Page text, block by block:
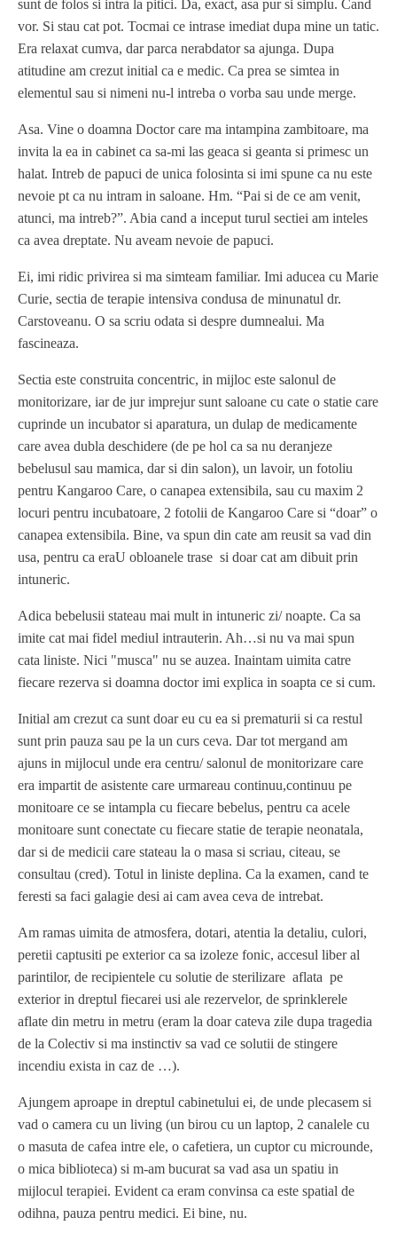
sunt de folos si intra la pitici. Da, exact, asa pur si simplu. Cand
vor. Si stau cat pot. Tocmai ce intrase imediat dupa mine un tatic.
Era relaxat cumva, dar parca nerabdator sa ajunga. Dupa
atitudine am crezut initial ca e medic. Ca prea se simtea in
elementul sau si nimeni nu-l intreba o vorba sau unde merge.
Asa. Vine o doamna Doctor care ma intampina zambitoare, ma
invita la ea in cabinet ca sa-mi las geaca si geanta si primesc un
halat. Intreb de papuci de unica folosinta si imi spune ca nu este
nevoie pt ca nu intram in saloane. Hm. “Pai si de ce am venit,
atunci, ma intreb?”. Abia cand a inceput turul sectiei am inteles
ca avea dreptate. Nu aveam nevoie de papuci.
Ei, imi ridic privirea si ma simteam familiar. Imi aducea cu Marie
Curie, sectia de terapie intensiva condusa de minunatul dr.
Carstoveanu. O sa scriu odata si despre dumnealui. Ma
fascineaza.
Sectia este construita concentric, in mijloc este salonul de
monitorizare, iar de jur imprejur sunt saloane cu cate o statie care
cuprinde un incubator si aparatura, un dulap de medicamente
care avea dubla deschidere (de pe hol ca sa nu deranjeze
bebelusul sau mamica, dar si din salon), un lavoir, un fotoliu
pentru Kangaroo Care, o canapea extensibila, sau cu maxim 2
locuri pentru incubatoare, 2 fotolii de Kangaroo Care si “doar” o
canapea extensibila. Bine, va spun din cate am reusit sa vad din
usa, pentru ca eraU obloanele trase si doar cat am dibuit prin
intuneric.
Adica bebelusii stateau mai mult in intuneric zi/ noapte. Ca sa
imite cat mai fidel mediul intrauterin. Ah…si nu va mai spun
cata liniste. Nici "musca" nu se auzea. Inaintam uimita catre
fiecare rezerva si doamna doctor imi explica in soapta ce si cum.
Initial am crezut ca sunt doar eu cu ea si prematurii si ca restul
sunt prin pauza sau pe la un curs ceva. Dar tot mergand am
ajuns in mijlocul unde era centru/ salonul de monitorizare care
era impartit de asistente care urmareau continuu,continuu pe
monitoare ce se intampla cu fiecare bebelus, pentru ca acele
monitoare sunt conectate cu fiecare statie de terapie neonatala,
dar si de medicii care stateau la o masa si scriau, citeau, se
consultau (cred). Totul in liniste deplina. Ca la examen, cand te
feresti sa faci galagie desi ai cam avea ceva de intrebat.
Am ramas uimita de atmosfera, dotari, atentia la detaliu, culori,
peretii captusiti pe exterior ca sa izoleze fonic, accesul liber al
parintilor, de recipientele cu solutie de sterilizare aflata pe
exterior in dreptul fiecarei usi ale rezervelor, de sprinklerele
aflate din metru in metru (eram la doar cateva zile dupa tragedia
de la Colectiv si ma instinctiv sa vad ce solutii de stingere
incendiu exista in caz de …).
Ajungem aproape in dreptul cabinetului ei, de unde plecasem si
vad o camera cu un living (un birou cu un laptop, 2 canalele cu
o masuta de cafea intre ele, o cafetiera, un cuptor cu microunde,
o mica biblioteca) si m-am bucurat sa vad asa un spatiu in
mijlocul terapiei. Evident ca eram convinsa ca este spatial de
odihna, pauza pentru medici. Ei bine, nu.